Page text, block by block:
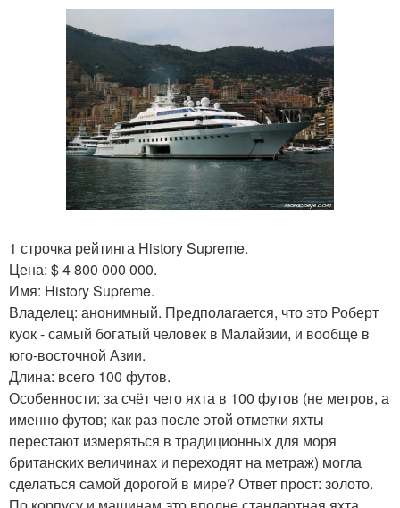
1 строчка рейтинга History Supreme.
Цена: $ 4 800 000 000.
Имя: History Supreme.
Владелец: анонимный. Предполагается, что это Роберт
куок - самый богатый человек в Малайзии, и вообще в
юго-восточной Азии.
Длина: всего 100 футов.
Особенности: за счёт чего яхта в 100 футов (не метров, а
именно футов; как раз после этой отметки яхты
перестают измеряться в традиционных для моря
британских величинах и переходят на метраж) могла
сделаться самой дорогой в мире? Ответ прост: золото.